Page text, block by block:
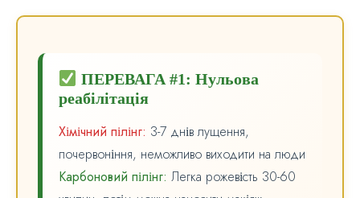
ПЕРЕВАГА #1: Нульова
реабілітація
Хімічний пілінг: 3-7 днів лущення,
почервоніння, неможливо виходити на люди
Карбоновий пілінг: Легка рожевість 30-60